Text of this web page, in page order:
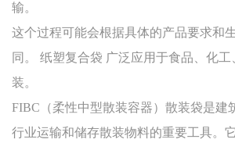
输。
这个过程可能会根据具体的产品要求和
同。 纸塑复合袋 广泛应用于食品、化
装。
FIBC（柔性中型散装容器）散装袋是建
行业运输和储存散装物料的重要工具。